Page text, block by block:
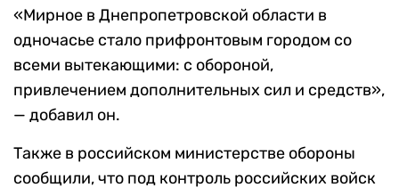
«Мирное в Днепропетровской области в
одночасье стало прифронтовым городом со
всеми вытекающими: с обороной,
привлечением дополнительных сил и средств»,
— добавил он.
Также в российском министерстве обороны
сообщили, что под контроль российских войск